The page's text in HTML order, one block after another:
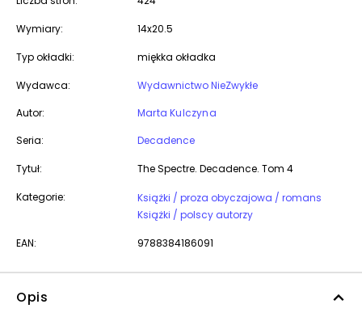
Wymiary: 14x20.5
Typ okładki: miękka okładka
Wydawca:
Wydawnictwo NieZwykłe
Autor:
Marta Kulczyna
Seria:
Decadence
Tytuł: The Spectre. Decadence. Tom 4
Kategorie:
Książki / proza obyczajowa / romans
Książki / polscy autorzy
EAN: 9788384186091
Opis